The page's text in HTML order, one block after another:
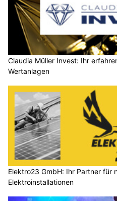
Claudia Müller Invest: Ihr
Wertanlagen
Elektro23 GmbH: Ihr Partner für
Elektroinstallationen